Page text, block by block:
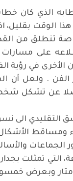
الذي كان
الوقت بقليل،
تنطلق من
على
الأخرى في رؤية
. ولعل أن
عن تشكل
التقليدي الى
الأشكال
التي تمثلت
امتار وبعرض